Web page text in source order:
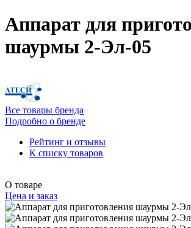
Аппарат для
шаурмы 2-Эл-05
Все товары бренда
Подробно о бренде
Рейтинг и отзывы
К списку товаров
О товаре
Цена и заказ